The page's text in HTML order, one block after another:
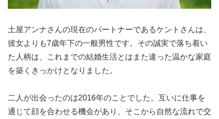
土屋アンナさんの現在のパートナーであるケントさんは、
彼女よりも7歳年下の一般男性です。その誠実で落ち着い
た人柄は、これまでの結婚生活とはまた違った温かな家庭
を築くきっかけとなりました。
二人が出会ったのは2016年のことでした。互いに仕事を
通じて顔を合わせる機会があり、そこから自然な流れで交